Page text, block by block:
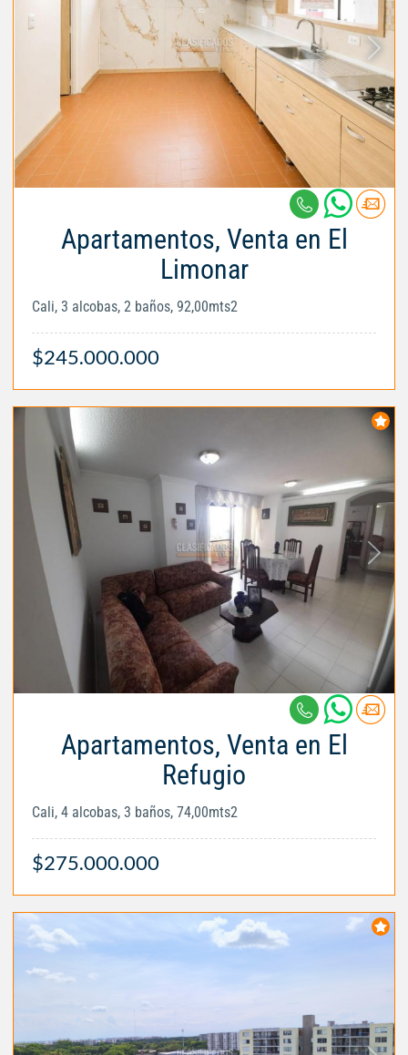
Apartamentos, Venta en El
Limonar
Cali, 3 alcobas, 2 baños, 92,00mts2
$245.000.000
Apartamentos, Venta en El
Refugio
Cali, 4 alcobas, 3 baños, 74,00mts2
$275.000.000